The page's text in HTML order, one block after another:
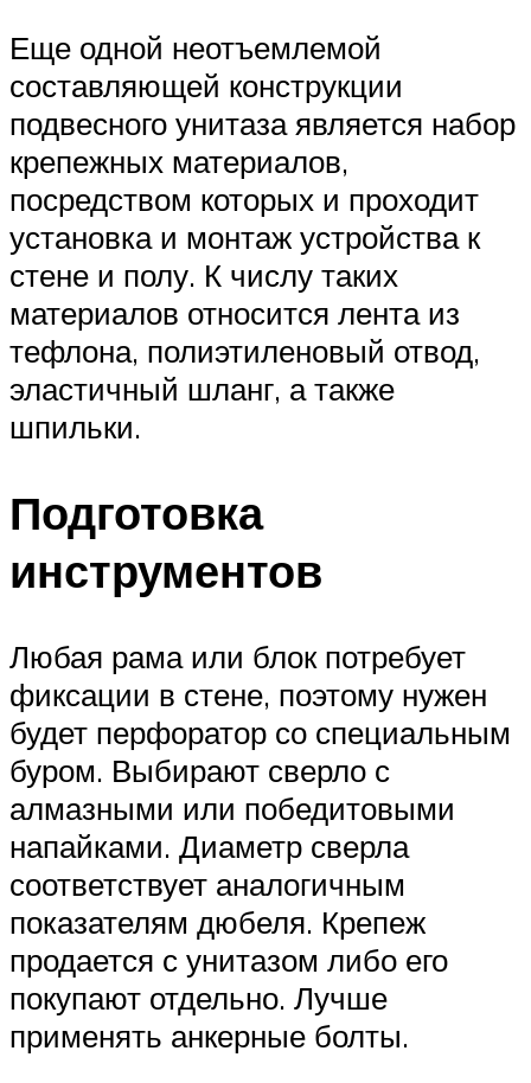
Еще одной неотъемлемой
составляющей конструкции
подвесного унитаза является набор
крепежных материалов,
посредством которых и проходит
установка и монтаж устройства к
стене и полу. К числу таких
материалов относится лента из
тефлона, полиэтиленовый отвод,
эластичный шланг, а также
шпильки.
Подготовка
инструментов
Любая рама или блок потребует
фиксации в стене, поэтому нужен
будет перфоратор со специальным
буром. Выбирают сверло с
алмазными или победитовыми
напайками. Диаметр сверла
соответствует аналогичным
показателям дюбеля. Крепеж
продается с унитазом либо его
покупают отдельно. Лучше
применять анкерные болты.